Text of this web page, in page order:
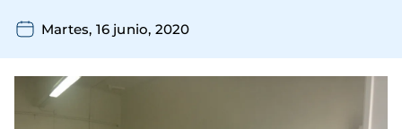
Martes, 16 junio, 2020